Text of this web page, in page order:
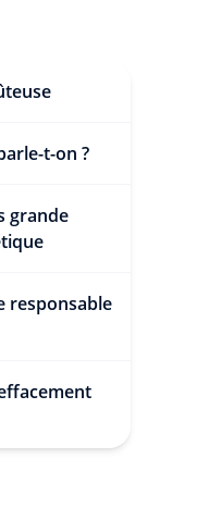
t-on ?
grande
responsable